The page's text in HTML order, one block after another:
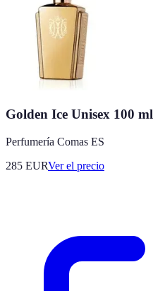
Golden Ice Unisex 100 ml
Perfumería Comas ES
285 EURVer el precio